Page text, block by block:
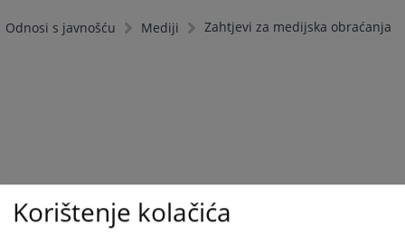
Odnosi s javnošću Mediji Zahtjevi za medijska obraćanja
Korištenje kolačića